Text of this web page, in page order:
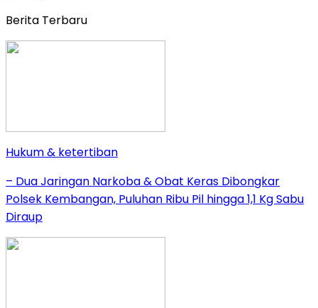
Berita Terbaru
Hukum & ketertiban
– Dua Jaringan Narkoba & Obat Keras Dibongkar
Polsek Kembangan, Puluhan Ribu Pil hingga 1,1 Kg Sabu
Diraup